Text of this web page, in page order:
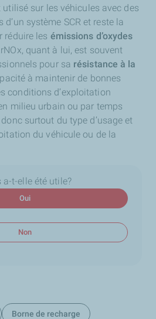
utilisé sur les véhicules avec des
système SCR et reste la
réduire les émissions d’oxydes
quant à lui, est souvent
pour sa résistance à la
à maintenir de bonnes
conditions d’exploitation
milieu urbain ou par temps
surtout du type d’usage et
du véhicule ou de la
a-t-elle été utile?
Oui
Non
Borne de recharge